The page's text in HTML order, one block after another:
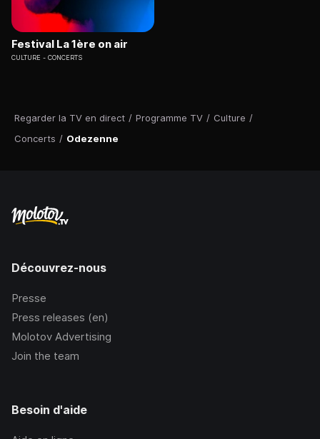
Regarder la TV en direct / Programme TV / Culture /
Concerts / Odezenne
Festival La 1ère on air
CULTURE CONCERTS
Découvrez-nous
Presse
Press releases (en)
Molotov Advertising
Join the team
Besoin d'aide